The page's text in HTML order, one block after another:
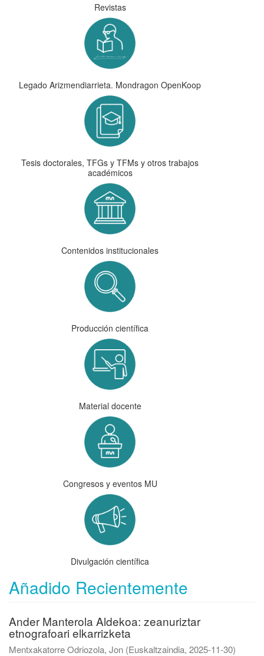
Revistas
Legado Arizmendiarrieta. Mondragon OpenKoop
Tesis doctorales, TFGs y TFMs y otros trabajos
académicos
Contenidos institucionales
Producción científica
Material docente
Congresos y eventos MU
Divulgación científica
Añadido Recientemente
Ander Manterola Aldekoa: zeanuriztar
etnografoari elkarrizketa
Mentxakatorre Odriozola, Jon (Euskaltzaindia, 2025-11-30)